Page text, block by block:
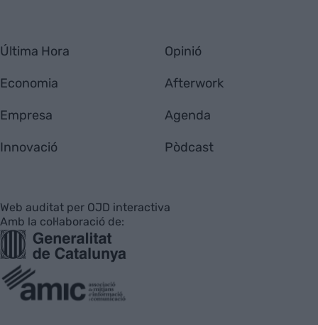
Última Hora
Economia
Empresa
Innovació
Opinió
Afterwork
Agenda
Pòdcast
Web auditat per OJD interactiva
Amb la col·laboració de: